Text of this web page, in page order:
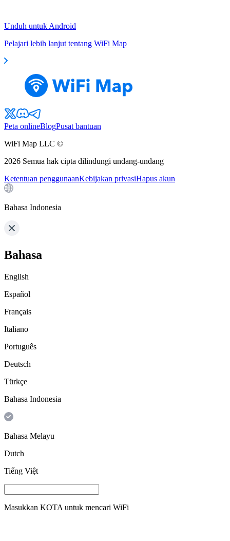
Unduh untuk Android
Pelajari lebih lanjut tentang WiFi Map
Peta onlineBlogPusat bantuan
WiFi Map LLC ©
2026 Semua hak cipta dilindungi undang-undang
Ketentuan penggunaanKebijakan privasiHapus akun
Bahasa Indonesia
Bahasa
English
Español
Français
Italiano
Português
Deutsch
Türkçe
Bahasa Indonesia
Bahasa Melayu
Dutch
Tiếng Việt
Masukkan KOTA untuk mencari WiFi